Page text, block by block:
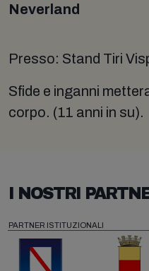
Neverland
Presso: Stand Tiri
Sfide e inganni
corpo. (11 anni in su).
I NOSTRI
PARTNER ISTITUZIONALI